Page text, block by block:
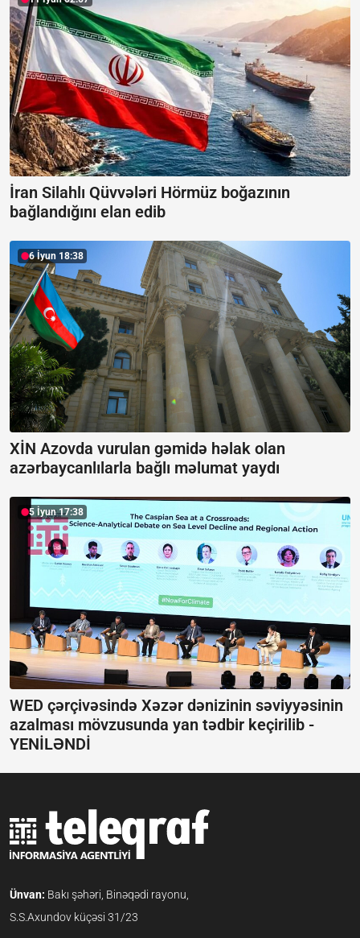
İran Silahlı Qüvvələri Hörmüz boğazının
bağlandığını elan edib
6 İyun 18:38
XİN Azovda vurulan gəmidə həlak olan
azərbaycanlılarla bağlı məlumat yaydı
5 İyun 17:38
WED çərçivəsində Xəzər dənizinin səviyyəsinin
azalması mövzusunda yan tədbir keçirilib -
YENİLƏNDİ
Ünvan: Bakı şəhəri, Binəqədi rayonu,
S.S.Axundov küçəsi 31/23